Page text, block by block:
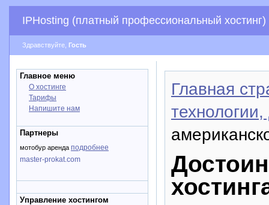
IPHosting (платный профессиональный хостинг)
Здравствуйте, Гость
Главное меню
О хостинге
Тарифы
Напишите нам
Партнеры
мотобур аренда подробнее
master-prokat.com
Управление хостингом
Главная